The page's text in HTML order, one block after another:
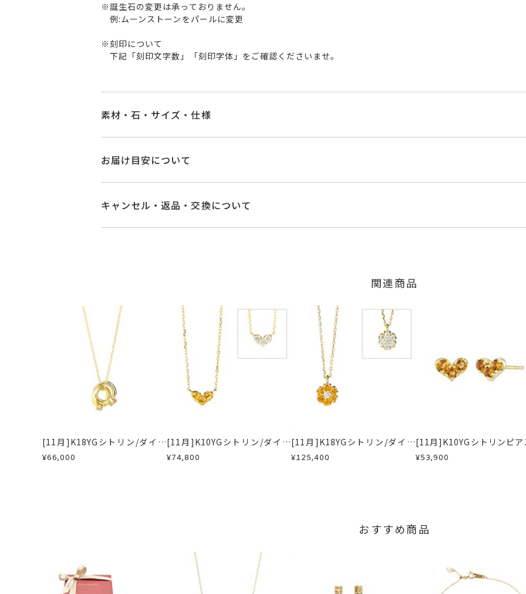
※誕生石の変更は承っておりません。
例:ムーンストーンをパールに変更
※刻印について
下記「刻印文字数」「刻印字体」をご確認くださいませ。
素材・石・サイズ・仕様
素材 SV925
シトリン
※石の色味には多少の個体差がございます。
カテゴリー ネックレス シトリンネックレス シルバーネックレス
刻印
刻印サービス対象商品
※刻印をご希望の場合には、必ずご注文時にご指定ください。
ご注文確定後の刻印は承っておりませんので、あらかじめご了承ください。
刻印文字数
一段目：お名前(文字数はアルファベット小文字10文字以内)
二段目：お誕生日(例：2016.4.1)
※二段とも「お名前」もしくは「日付のみ」の刻印は承りかねます。
お届け目安について
ご注文およびご入金確認後、以下の日程にて発送いたします。
■お届け目安が「3営業日以内に発送」の商品
・在庫のご用意ができる場合： 約1週間～1ヶ月以内を目安に発送いたします。
・受注生産となる場合： 商品ページに記載のある目安日数を頂戴し、一から製作いたします。
※お急ぎの方はご注文前にお問い合わせください。事前に現在の納期状況を確認いたします。
お届け予定日はご注文から2営業日以内にメールにてご案内いたします。
詳しくは
キャンセル・返品・交換について
・一度ご使用になった商品
・受注生産の商品
・お客さまのお手元で傷や汚れが発生した商品
・到着後ご連絡無く7日以上経過した商品
・刻印をお入れした商品
・販売期間が限定されている商品
・過度な交換・返品を繰り返している場合
商品の品質には万全を期しておりますが、万が一不良品の場合、またはご注文のお品と異なる場合は、
詳細はこちら
関連商品
[11月]K18YGシトリン/ダイヤ
モンドチャーム
¥66,000
[11月]K10YGシトリン/ダイヤ
モンドリバーシブルネックレス
¥74,800
[11月]K18YGシトリン/ダイヤ
モンドリバーシブルネックレス
¥125,400
[11月]K10YGシトリンピア
¥53,900
おすすめ商品